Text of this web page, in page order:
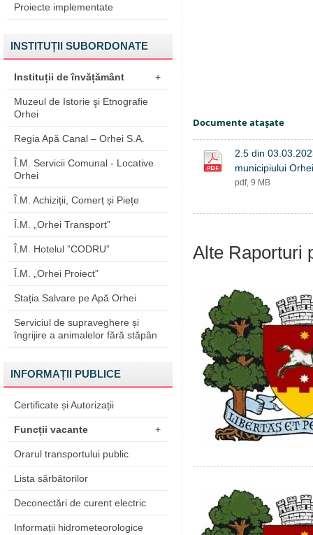
Proiecte implementate
INSTITUȚII SUBORDONATE
Instituții de învățământ +
Muzeul de Istorie şi Etnografie
Orhei
Regia Apă Canal – Orhei S.A.
Î.M. Servicii Comunal - Locative
Orhei
Î.M. Achiziții, Comerț și Piețe
Î.M. „Orhei Transport”
Î.M. Hotelul ”CODRU”
Î.M. „Orhei Proiect”
Stația Salvare pe Apă Orhei
Serviciul de supraveghere și
îngrijire a animalelor fără stăpân
INFORMAȚII PUBLICE
Certificate și Autorizații
Funcții vacante +
Orarul transportului public
Lista sărbătorilor
Deconectări de curent electric
Informații hidrometeorologice
Documente ataşate
2.5 din
municipiului
pdf, 9 MB
Alte Raporturi